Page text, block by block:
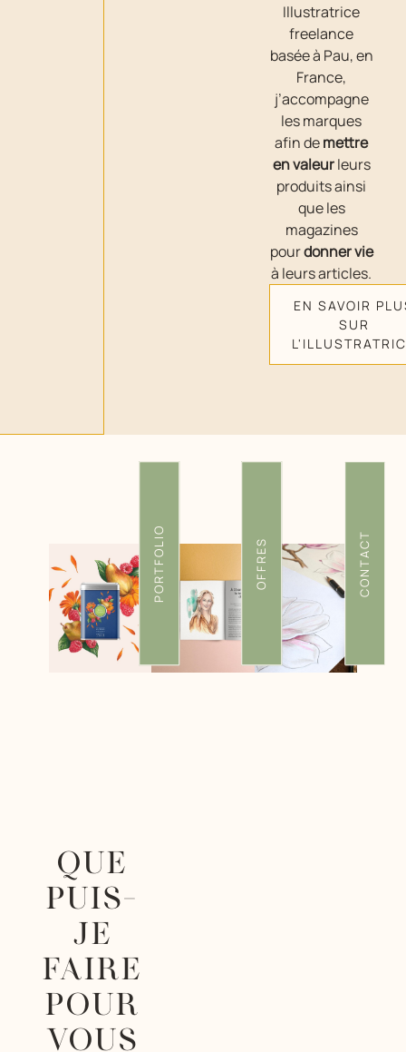
Illustratrice
freelance
basée à Pau, en
France,
j’accompagne
les marques
afin demettre
en valeurleurs
produits ainsi
que les
magazines
pourdonner vie
à leurs articles.
EN SAVOIR
SUR
PORTFOLIO OFFRES CONTACT
QUE
PUIS-
JE
FAIRE
POUR
VOUS